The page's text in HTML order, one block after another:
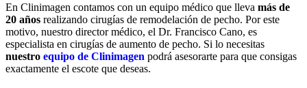
En Clinimagen contamos con un equipo médico que lleva más de
20 años realizando cirugías de remodelación de pecho. Por este
motivo, nuestro director médico, el Dr. Francisco Cano, es
especialista en cirugías de aumento de pecho. Si lo necesitas
nuestro equipo de Clinimagen podrá asesorarte para que consigas
exactamente el escote que deseas.